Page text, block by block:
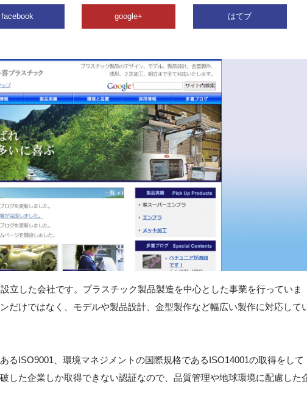
facebook google+ はてブ
立した会社です。プラスチック製品製造を中心とした事業を行っていま
だけではなく、モデルや製品設計、金型製作など幅広い製作に対応して
るISO9001、環境マネジメントの国際規格であるISO14001の取得をして
した企業しか取得できない認証なので、品質管理や地球環境に配慮した